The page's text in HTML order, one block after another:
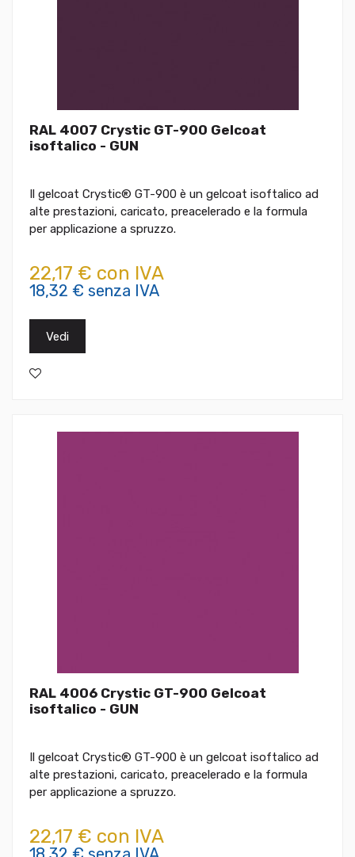
RAL 4007 Crystic GT-900 Gelcoat
isoftalico - GUN
Il gelcoat Crystic® GT-900 è un gelcoat isoftalico ad
alte prestazioni, caricato, preacelerado e la formula
per applicazione a spruzzo.
22,17 € con IVA
18,32 € senza IVA
Vedi
RAL 4006 Crystic GT-900 Gelcoat
isoftalico - GUN
Il gelcoat Crystic® GT-900 è un gelcoat isoftalico ad
alte prestazioni, caricato, preacelerado e la formula
per applicazione a spruzzo.
22,17 € con IVA